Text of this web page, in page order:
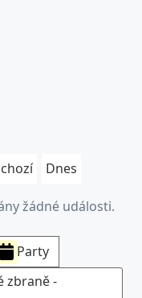
Dnes
žádné události.
Party
zbraně -